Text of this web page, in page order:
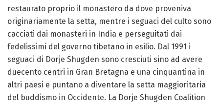
restaurato proprio il monastero da dove proveniva
originariamente la setta, mentre i seguaci del culto sono
cacciati dai monasteri in India e perseguitati dai
fedelissimi del governo tibetano in esilio. Dal 1991 i
seguaci di Dorje Shugden sono cresciuti sino ad avere
duecento centri in Gran Bretagna e una cinquantina in
altri paesi e puntano a diventare la setta maggioritaria
del buddismo in Occidente. La Dorje Shugden Coalition